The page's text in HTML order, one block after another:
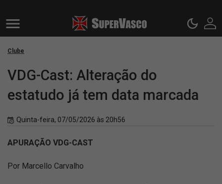
Clube
VDG-Cast: Alteração do
estatudo já tem data marcada
Quinta-feira, 07/05/2026 às 20h56
APURAÇÃO VDG-CAST
Por Marcello Carvalho